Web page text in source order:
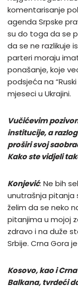
komentarisanje
agenda Srpske
su do toga da se
da se ne razlikuje
parteri moraju
ponašanje, koje
podsjeća na
mjeseci u Ukrajini.
Vučićevim
institucije, a
proširi svoj
Kako ste vidjeli
Konjević: Ne bih
unutrašnja pitanja
želim da se neko
pitanjima u mojoj
zdravo i na duže
Srbije. Crna Gora
Kosovo, kao i
Balkana, tvrdeći